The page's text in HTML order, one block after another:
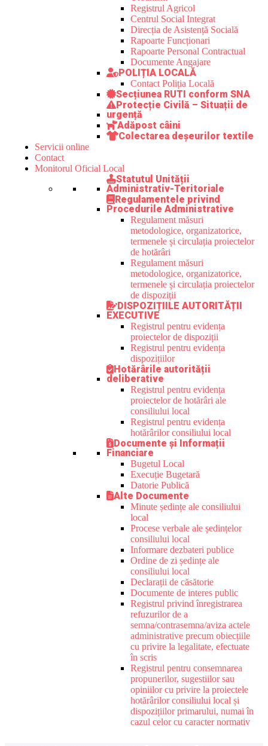
Registrul Agricol
Centrul Social Integrat
Direcția de Asistență Socială
Rapoarte Funcționari
Rapoarte Personal Contractual
Documente Angajare
POLIȚIA LOCALĂ
Contact Poliția Locală
Secțiunea RUTI conform SNA
Protecție Civilă – Situații de
urgență
Adăpost câini
Colectarea deșeurilor textile
Servicii online
Contact
Monitorul Oficial Local
Statutul Unității
Administrativ-Teritoriale
Regulamentele privind
Procedurile Administrative
Regulament măsuri
metodologice, organizatorice,
termenele și circulația proiectelor
de hotărâri
Regulament măsuri
metodologice, organizatorice,
termenele și circulația proiectelor
de dispoziții
DISPOZIȚIILE AUTORITĂȚII
EXECUTIVE
Registrul pentru evidența
proiectelor de dispoziții
Registrul pentru evidența
dispozițiilor
Hotărârile autorității
deliberative
Registrul pentru evidența
proiectelor de hotărâri ale
consiliului local
Registrul pentru evidența
hotărârilor consiliului local
Documente și Informații
Financiare
Bugetul Local
Execuție Bugetară
Datorie Publică
Alte Documente
Minute ședințe ale consiliului
local
Procese verbale ale ședințelor
consiliului local
Informare dezbateri publice
Ordine de zi ședințe ale
consiliului local
Declarații de căsătorie
Documente de interes public
Registrul privind înregistrarea
refuzurilor de a
semna/contrasemna/aviza actele
administrative precum obiecțiile
cu privire la legalitate, efectuate
în scris
Registrul pentru consemnarea
propunerilor, sugestiilor sau
opiniilor cu privire la proiectele
hotărârilor consiliului local și
dispozițiilor primarului, numai în
cazul celor cu caracter normativ